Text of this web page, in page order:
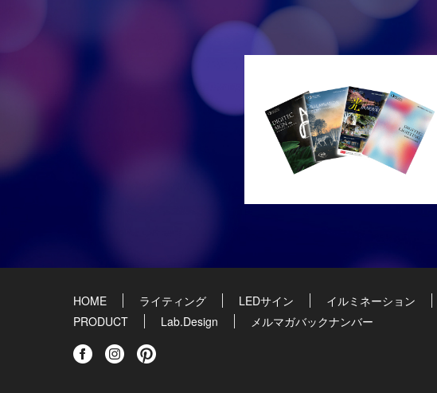
HOME ライティング LEDサイン イルミネーション
PRODUCT
Lab.Design メルマガバックナンバー